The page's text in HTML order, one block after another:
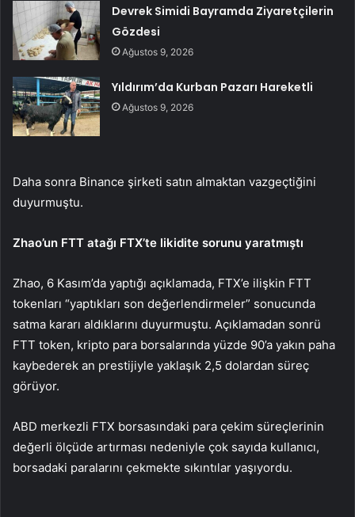
Devrek Simidi Bayramda Ziyaretçilerin
Gözdesi
Ağustos 9, 2026
Yıldırım’da Kurban Pazarı Hareketli
Ağustos 9, 2026
Daha sonra Binance şirketi satın almaktan vazgeçtiğini
duyurmuştu.
Zhao’un FTT atağı FTX’te likidite sorunu yaratmıştı
Zhao, 6 Kasım’da yaptığı açıklamada, FTX’e ilişkin FTT
tokenları “yaptıkları son değerlendirmeler” sonucunda
satma kararı aldıklarını duyurmuştu. Açıklamadan sonrü
FTT token, kripto para borsalarında yüzde 90’a yakın paha
kaybederek an prestijiyle yaklaşık 2,5 dolardan süreç
görüyor.
ABD merkezli FTX borsasındaki para çekim süreçlerinin
değerli ölçüde artırması nedeniyle çok sayıda kullanıcı,
borsadaki paralarını çekmekte sıkıntılar yaşıyordu.